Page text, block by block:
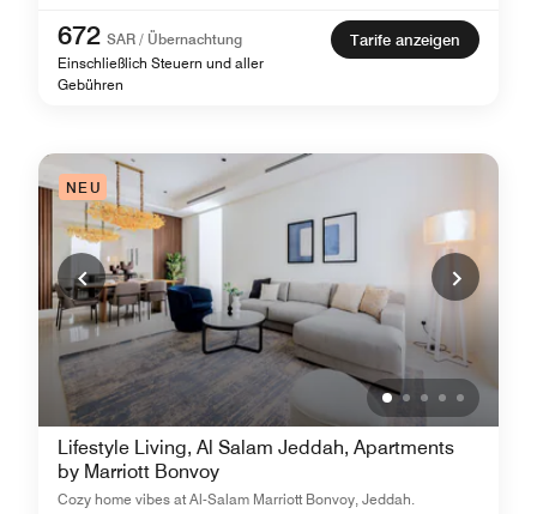
672 SAR / Übernachtung
Einschließlich Steuern und aller
Gebühren
Tarife anzeigen
NEU
Lifestyle Living, Al Salam Jeddah, Apartments
by Marriott Bonvoy
Cozy home vibes at Al-Salam Marriott Bonvoy, Jeddah.